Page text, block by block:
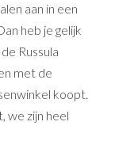
aan in een
heb je gelijk
Russula
met de
koopt.
we zijn heel